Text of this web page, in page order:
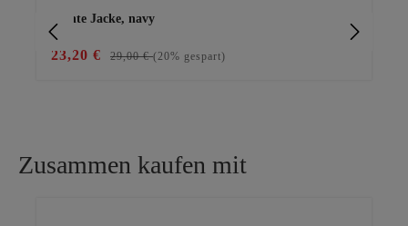
leichte Jacke, navy
23,20 € 29,00 €(20% gespart)
Zusammen kaufen mit